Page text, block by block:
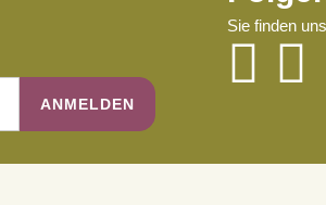
Sie finden